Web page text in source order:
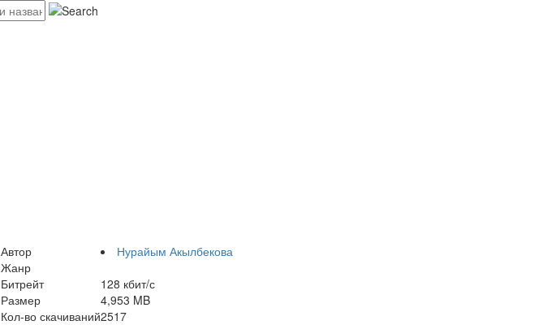
Автор
Нурайым Акылбекова
Жанр
Битрейт
128 кбит/с
Размер
4,953 MB
Кол-во скачиваний2517